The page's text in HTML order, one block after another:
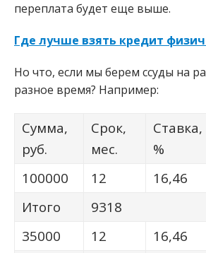
переплата будет еще выше.
Где лучше взять кредит
Но что, если мы берем ссуды на
разное время? Например:
Сумма,
руб.
Срок,
мес.
Ставка,
%
100000
12 16,46
Итого
9318
35000
12 16,46